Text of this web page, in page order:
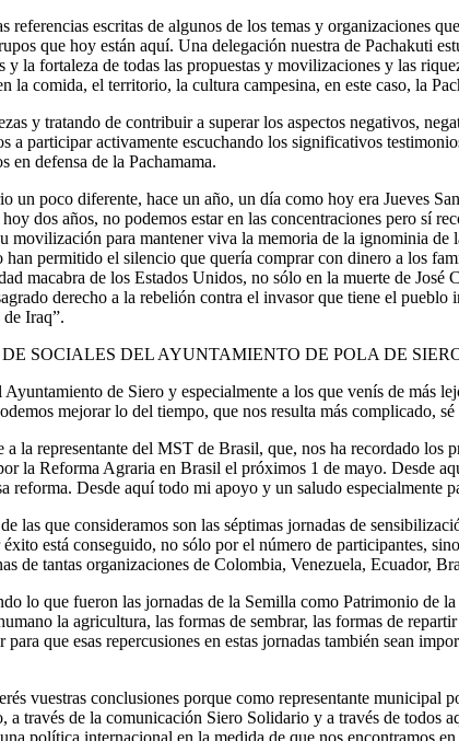
referencias escritas de algunos de los temas y organizaciones
que hoy están aquí. Una delegación nuestra de Pachakuti
la fortaleza de todas las propuestas y movilizaciones y las
la comida, el territorio, la cultura campesina, en este caso, la
y tratando de contribuir a superar los aspectos negativos,
a participar activamente escuchando los significativos
en defensa de la Pachamama.
un poco diferente, hace un año, un día como hoy era Jueves
dos años, no podemos estar en las concentraciones pero sí
movilización para mantener viva la memoria de la ignominia
permitido el silencio que quería comprar con dinero a los
macabra de los Estados Unidos, no sólo en la muerte de
derecho a la rebelión contra el invasor que tiene el
Iraq”.
SOCIALES DEL AYUNTAMIENTO DE POLA DE
de Siero y especialmente a los que venís de más
mejorar lo del tiempo, que nos resulta más complicado,
a la representante del MST de Brasil, que, nos ha recordado
la Reforma Agraria en Brasil el próximos 1 de mayo. Desde
reforma. Desde aquí todo mi apoyo y un saludo especialmente
las que consideramos son las séptimas jornadas de
está conseguido, no sólo por el número de participantes,
de tantas organizaciones de Colombia, Venezuela, Ecuador,
lo que fueron las jornadas de la Semilla como Patrimonio
la agricultura, las formas de sembrar, las formas de
para que esas repercusiones en estas jornadas también sean
vuestras conclusiones porque como representante
a través de la comunicación Siero Solidario y a través de todos
política internacional en la medida de que nos encontramos